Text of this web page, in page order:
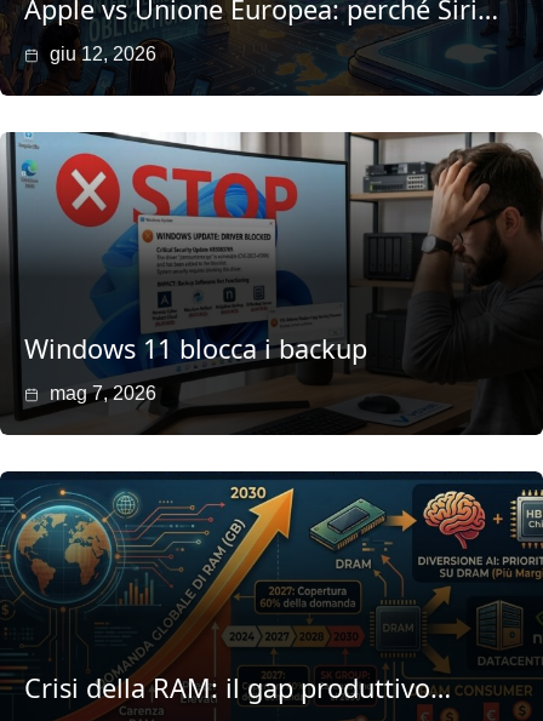
Apple vs Unione Europea: perché Siri…
giu 12, 2026
Windows 11 blocca i backup
mag 7, 2026
Crisi della RAM: il gap produttivo…